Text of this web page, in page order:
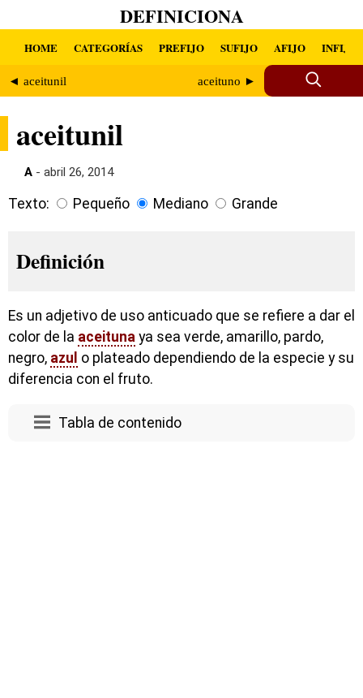
DEFINICIONA
HOME CATEGORÍAS PREFIJO SUFIJO AFIJO INFIJO
◄ aceitunil aceituno ►
aceitunil
A - abril 26, 2014
Texto: Pequeño Mediano Grande
Definición
Es un adjetivo de uso anticuado que se refiere a dar el
color de la aceituna ya sea verde, amarillo, pardo,
negro, azul o plateado dependiendo de la especie y su
diferencia con el fruto.
Tabla de contenido